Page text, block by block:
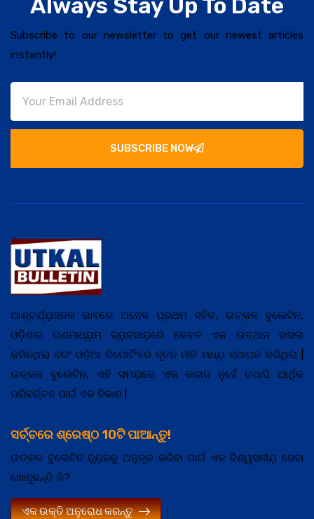
Always Stay Up To Date
Subscribe to our newsletter to get our newest articles
instantly!
SUBSCRIBE NOW
ଆଶ୍ଚର୍ଯ୍ଯ଼ଜନକ ଭାବରେ ଅନେକ ପ୍ରଥମ ସହିତ, ଉତ୍କଳ ବୁଲେଟିନ,
ଓଡ଼ିଶାର ଗଣମାଧ୍ଯ଼ମ ବ୍ଯ଼ବସାଯ଼ରେ କେବଳ ଏକ ଉତ୍ଥାନ ହାସଲ
କରିନଥିଲା ବରଂ ଓଡ଼ିଆ ରିପୋର୍ଟିଂରେ ନୂତନ ନୀତି ମଧ୍ଯ଼ ସ୍ଥାପନ କରିଥିଲା |
ଉତ୍କଳ ବୁଲେଟିନ, ଏହି ସମଯ଼ରେ ଏକ କାଗଜ ନୁହେଁ ତଥାପି ଆର୍ଥିକ
ପରିବର୍ତ୍ତନ ପାଇଁ ଏକ ବିକାଶ |
ସର୍ଚ୍ଚରେ ଶ୍ରେଷ୍ଠ 10ଟି ପାଆନ୍ତୁ!
ଉତ୍କଳ ବୁଲେଟିନ ନ୍ଯ଼ୁଜକୁ ଅନୁକୂଳ କରିବା ପାଇଁ ଏକ ବିଶ୍ୱସନୀଯ଼ ସେବା
ଖୋଜୁଛନ୍ତି କି?
ଏକ ଉକ୍ତି ଅନୁରୋଧ କରନ୍ତୁ